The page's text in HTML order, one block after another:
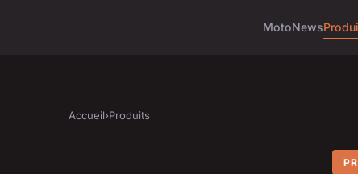
MotoNews
Accueil›Produits